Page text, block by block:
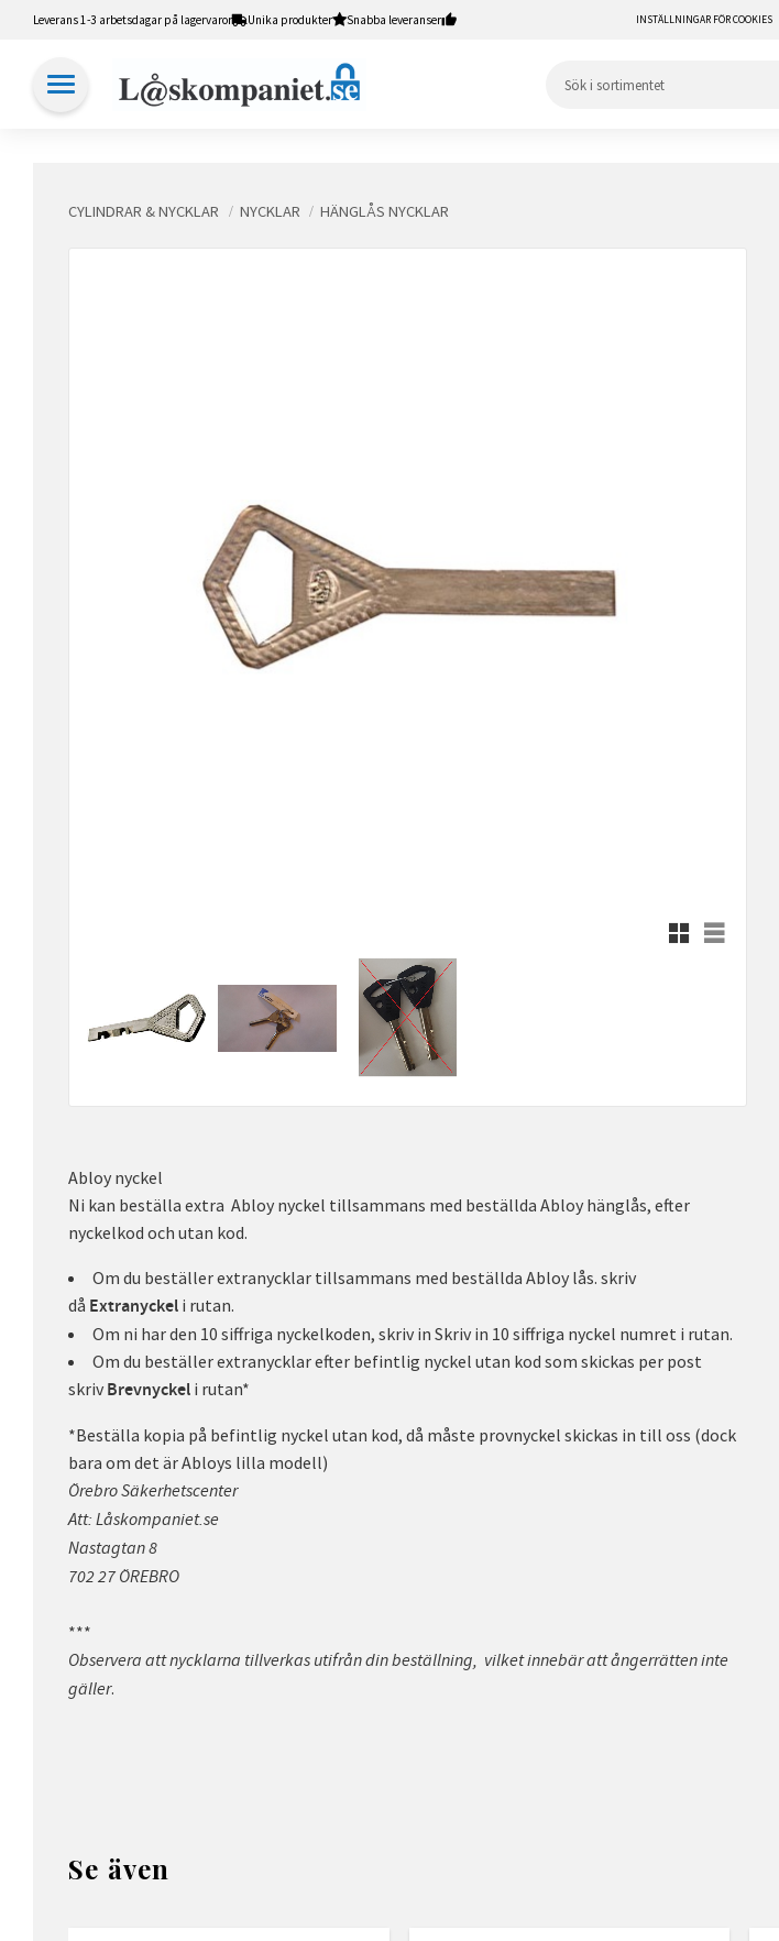
Leverans 1-3 arbetsdagar på lagervaror Unika produkter Snabba leveranser INSTÄLLNINGAR FÖR COOKIES
CYLINDRAR & NYCKLAR NYCKLAR HÄNGLÅS NYCKLAR
Rutnätsvy
Listvy
Abloy nyckel
Ni kan beställa extra Abloy nyckel tillsammans med beställda Abloy hänglås, efter
nyckelkod och utan kod.
Om du beställer extranycklar tillsammans med beställda Abloy lås. skriv
då Extranyckel i rutan.
Om ni har den 10 siffriga nyckelkoden, skriv in Skriv in 10 siffriga nyckel numret i rutan.
Om du beställer extranycklar efter befintlig nyckel utan kod som skickas per post
skriv Brevnyckel i rutan*
*Beställa kopia på befintlig nyckel utan kod, då måste provnyckel skickas in till oss (dock
bara om det är Abloys lilla modell)
Örebro Säkerhetscenter
Att: Låskompaniet.se
Nastagtan 8
702 27 ÖREBRO
***
Observera att nycklarna tillverkas utifrån din beställning, vilket innebär att ångerrätten inte
gäller.
Se även